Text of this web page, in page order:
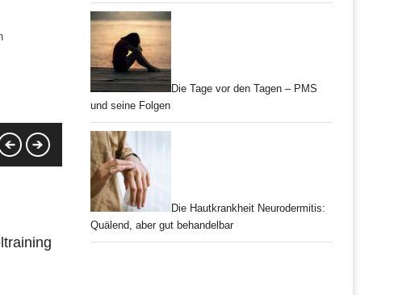
Die Tage vor den Tagen – PMS
und seine Folgen
Die Hautkrankheit Neurodermitis:
Quälend, aber gut behandelbar